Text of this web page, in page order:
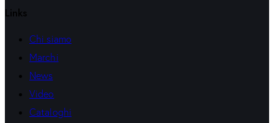
Links
Chi siamo
Marchi
News
Video
Cataloghi